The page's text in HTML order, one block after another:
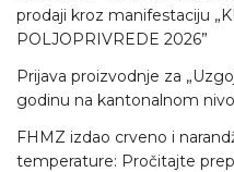
prodaji kroz manifestaciju
POLJOPRIVREDE 2026”
Prijava proizvodnje za
godinu na kantonalnom
FHMZ izdao crveno i
temperature: Pročitajte